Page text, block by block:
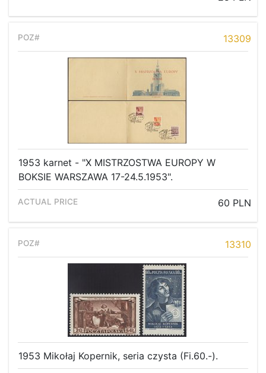
13309
1953 karnet - "X MISTRZOSTWA EUROPY W
BOKSIE WARSZAWA 17-24.5.1953".
60 PLN
13310
1953 Mikołaj Kopernik, seria czysta (Fi.60.-).